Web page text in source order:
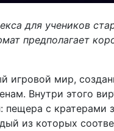
для учеников
предполагает
игровой мир,
Внутри этого
пещера с кратерами
из которых